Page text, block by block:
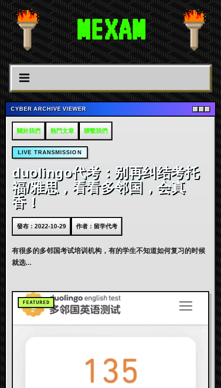
MEXAM
CYBER ARCHIVE VIEWER
關於我們 熱門文章 聯繫我們
LIVE TRANSMISSION
duolingo代考：别再纠结考托
福/雅思，看看多邻国，会真
香！
發布：2022-10-29 作者：留学代考
有很多的多邻国考试培训机构，有的学生不知道如何复习的时候
就选...